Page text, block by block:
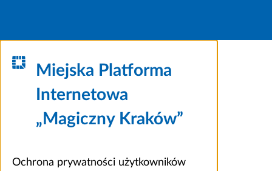
Miejska Platforma
Internetowa
„Magiczny Kraków”
Ochrona prywatności użytkowników